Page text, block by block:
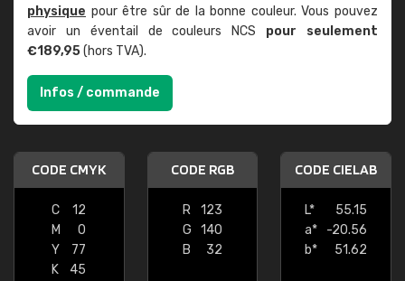
physique pour être sûr de la bonne couleur. Vous pouvez
avoir un éventail de couleurs NCS pour seulement
€189,95(hors TVA).
Infos / commande
CODE CMYK
C
12
M
0
Y
77
K
45
CODE RGB
R
123
G
140
B
32
CODE CIELAB
L*
55.15
a*
-20.56
b*
51.62